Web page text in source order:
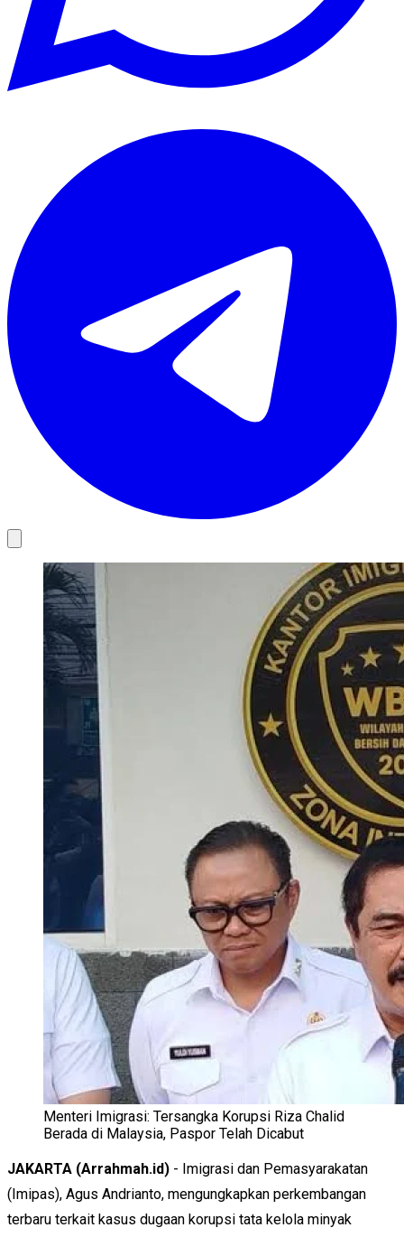
Menteri Imigrasi: Tersangka Korupsi Riza Chalid
Berada di Malaysia, Paspor Telah Dicabut
JAKARTA (Arrahmah.id) - Imigrasi dan Pemasyarakatan
(Imipas), Agus Andrianto, mengungkapkan perkembangan
terbaru terkait kasus dugaan korupsi tata kelola minyak